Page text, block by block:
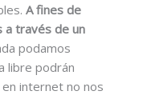
A fines de
a través de un
podamos
libre podrán
internet no nos